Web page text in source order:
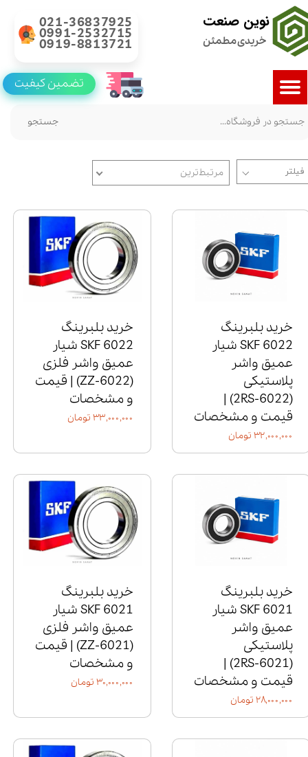
نوین صنعت
خریدی مطمئن
021-36837925
0991-2532715
0919-8813721
جستجو
تضمین کیفیت
مرتبط‌ترین
خرید بلبرینگ
6022 SKF شیار
عمیق واشر
پلاستیکی
(6022‑2RS) |
قیمت و مشخصات
۳۲,۰۰۰,۰۰۰ تومان
خرید بلبرینگ
6022 SKF شیار
عمیق واشر فلزی
(6022‑ZZ) | قیمت
و مشخصات
۳۳,۰۰۰,۰۰۰ تومان
خرید بلبرینگ
6021 SKF شیار
عمیق واشر
پلاستیکی
(6021‑2RS) |
قیمت و مشخصات
۲۸,۰۰۰,۰۰۰ تومان
خرید بلبرینگ
6021 SKF شیار
عمیق واشر فلزی
(6021‑ZZ) | قیمت
و مشخصات
۳۰,۰۰۰,۰۰۰ تومان